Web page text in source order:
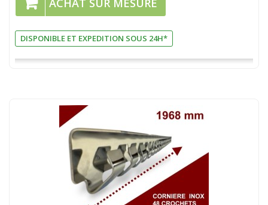
ACHAT SUR MESURE
DISPONIBLE ET EXPEDITION SOUS 24H*